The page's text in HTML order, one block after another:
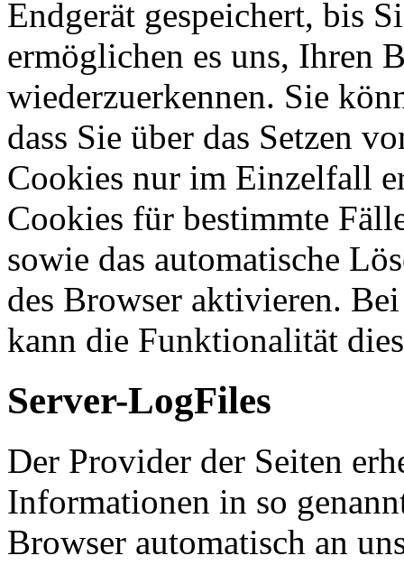
Endgerät gespeichert, bis
ermöglichen es uns, Ihren
wiederzuerkennen. Sie
dass Sie über das Setzen
Cookies nur im Einzelfall
Cookies für bestimmte
sowie das automatische
des Browser aktivieren.
kann die Funktionalität
Server-LogFiles
Der Provider der Seiten
Informationen in so
Browser automatisch an